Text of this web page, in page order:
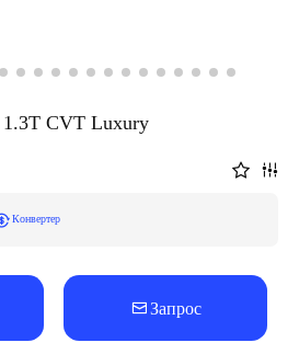
1.3T CVT Luxury
Конвертер
Запрос